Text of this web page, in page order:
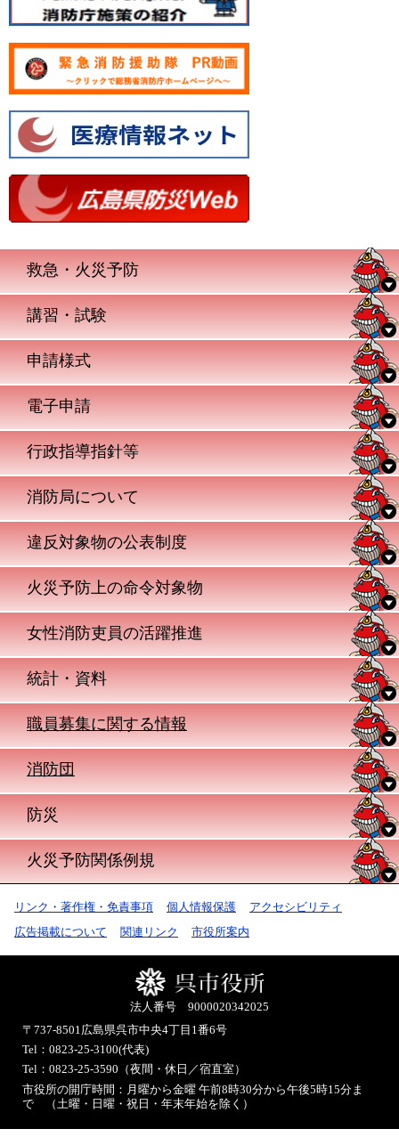
救急・火災予防
講習・試験
申請様式
電子申請
行政指導指針等
消防局について
違反対象物の公表制度
火災予防上の命令対象物
女性消防吏員の活躍推進
統計・資料
職員募集に関する情報
消防団
防災
火災予防関係例規
リンク・著作権・免責事項 個人情報保護
アクセシビリティ
広告掲載について
関連リンク 市役所案内
法人番号 9000020342025
〒737-8501広島県呉市中央4丁目1番6号
Tel：0823-25-3100(代表)
Tel：0823-25-3590（夜間・休日／宿直室）
市役所の開庁時間：月曜から金曜 午前8時30分から午後5時15分ま
で （土曜・日曜・祝日・年末年始を除く）